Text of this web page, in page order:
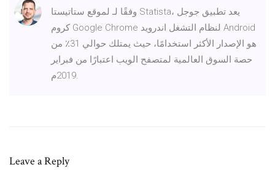
وفقًا لـ لموقع ستاتيستا Statista، يعد تطبيق جوجل
كروم Google Chrome لنظام التشغل اندرويد Android
هو الإصدار الأكثر استخدامًا، حيث يمتلك حوالي 31٪ من
حصة السوق العالمية لمتصفح الويب اعتبارًا من فبراير
2019م.
Leave a Reply